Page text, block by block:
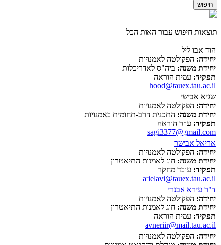
תוצאות חיפוש עבור האות הכל
הוד אבו ליל
יחידה: הפקולטה לאמנויות
יחידת משנה: ביה"ס לאדריכלות
תפקיד: עמית הוראה
hood@tauex.tau.ac.il
שגיא אבישי
יחידה: הפקולטה לאמנויות
יחידת משנה: התכנית הרב-תחומית באמנויות
תפקיד: עוזר הוראה
sagi3377@gmail.com
אריאל אבישר
יחידה: הפקולטה לאמנויות
יחידת משנה: חוג לאמנות התיאטרון
תפקיד: עובד מחקר
arielavi@tauex.tau.ac.il
ד"ר עירא אבנרי
יחידה: הפקולטה לאמנויות
יחידת משנה: חוג לאמנות התיאטרון
תפקיד: עמית הוראה
avneriir@mail.tau.ac.il
יחידה: הפקולטה לאמנויות